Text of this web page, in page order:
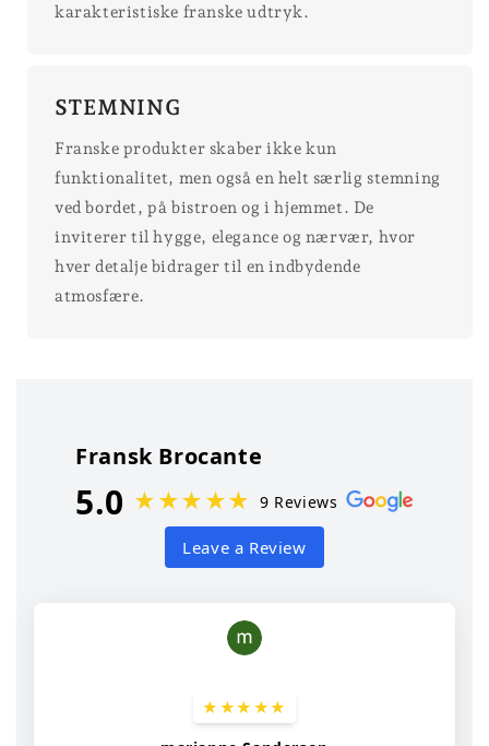
karakteristiske franske udtryk.
STEMNING
Franske produkter skaber ikke kun
funktionalitet, men også en helt særlig stemning
ved bordet, på bistroen og i hjemmet. De
inviterer til hygge, elegance og nærvær, hvor
hver detalje bidrager til en indbydende
atmosfære.